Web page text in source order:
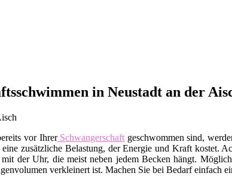
in Neustadt an der
vor IhrerSchwangerschaft geschwommen sind,
zusätzliche Belastung, der Energie und Kraft kostet.
der Uhr, die meist neben jedem Becken hängt.
verkleinert ist. Machen Sie bei Bedarf einfach